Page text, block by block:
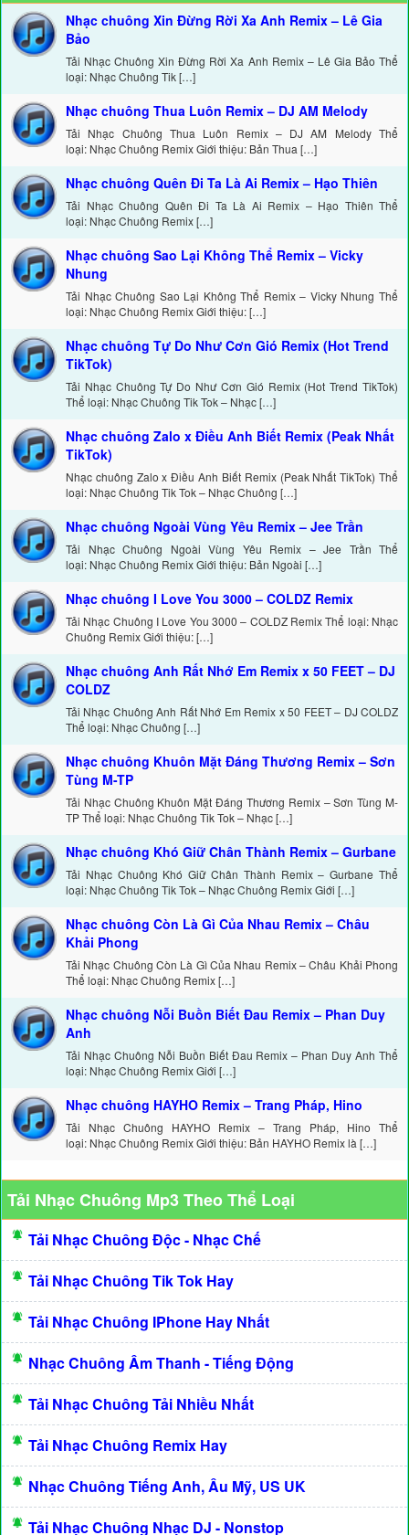
Nhạc chuông Xin Đừng Rời Xa Anh Remix – Lê Gia
Bảo
Tải Nhạc Chuông Xin Đừng Rời Xa Anh Remix – Lê Gia Bảo Thể
loại: Nhạc Chuông Tik […]
Nhạc chuông Thua Luôn Remix – DJ AM Melody
Tải Nhạc Chuông Thua Luôn Remix – DJ AM Melody Thể
loại: Nhạc Chuông Remix Giới thiệu: Bản Thua […]
Nhạc chuông Quên Đi Ta Là Ai Remix – Hạo Thiên
Tải Nhạc Chuông Quên Đi Ta Là Ai Remix – Hạo Thiên Thể
loại: Nhạc Chuông Remix […]
Nhạc chuông Sao Lại Không Thể Remix – Vicky
Nhung
Tải Nhạc Chuông Sao Lại Không Thể Remix – Vicky Nhung Thể
loại: Nhạc Chuông Remix Giới thiệu: […]
Nhạc chuông Tự Do Như Cơn Gió Remix (Hot Trend
TikTok)
Tải Nhạc Chuông Tự Do Như Cơn Gió Remix (Hot Trend TikTok)
Thể loại: Nhạc Chuông Tik Tok – Nhạc […]
Nhạc chuông Zalo x Điều Anh Biết Remix (Peak Nhất
TikTok)
Nhạc chuông Zalo x Điều Anh Biết Remix (Peak Nhất TikTok) Thể
loại: Nhạc Chuông Tik Tok – Nhạc Chuông […]
Nhạc chuông Ngoài Vùng Yêu Remix – Jee Trần
Tải Nhạc Chuông Ngoài Vùng Yêu Remix – Jee Trần Thể
loại: Nhạc Chuông Remix Giới thiệu: Bản Ngoài […]
Nhạc chuông I Love You 3000 – COLDZ Remix
Tải Nhạc Chuông I Love You 3000 – COLDZ Remix Thể loại: Nhạc
Chuông Remix Giới thiệu: […]
Nhạc chuông Anh Rất Nhớ Em Remix x 50 FEET – DJ
COLDZ
Tải Nhạc Chuông Anh Rất Nhớ Em Remix x 50 FEET – DJ COLDZ
Thể loại: Nhạc Chuông […]
Nhạc chuông Khuôn Mặt Đáng Thương Remix – Sơn
Tùng M-TP
Tải Nhạc Chuông Khuôn Mặt Đáng Thương Remix – Sơn Tùng M-
TP Thể loại: Nhạc Chuông Tik Tok – Nhạc […]
Nhạc chuông Khó Giữ Chân Thành Remix – Gurbane
Tải Nhạc Chuông Khó Giữ Chân Thành Remix – Gurbane Thể
loại: Nhạc Chuông Tik Tok – Nhạc Chuông Remix Giới […]
Nhạc chuông Còn Là Gì Của Nhau Remix – Châu
Khải Phong
Tải Nhạc Chuông Còn Là Gì Của Nhau Remix – Châu Khải Phong
Thể loại: Nhạc Chuông Remix […]
Nhạc chuông Nỗi Buồn Biết Đau Remix – Phan Duy
Anh
Tải Nhạc Chuông Nỗi Buồn Biết Đau Remix – Phan Duy Anh Thể
loại: Nhạc Chuông Remix Giới […]
Nhạc chuông HAYHO Remix – Trang Pháp, Hino
Tải Nhạc Chuông HAYHO Remix – Trang Pháp, Hino Thể
loại: Nhạc Chuông Remix Giới thiệu: Bản HAYHO Remix là […]
Tải Nhạc Chuông Mp3 Theo Thể Loại
Tải Nhạc Chuông Độc - Nhạc Chế
Tải Nhạc Chuông Tik Tok Hay
Tải Nhạc Chuông IPhone Hay Nhất
Nhạc Chuông Âm Thanh - Tiếng Động
Tải Nhạc Chuông Tải Nhiều Nhất
Tải Nhạc Chuông Remix Hay
Nhạc Chuông Tiếng Anh, Âu Mỹ, US UK
Tải Nhạc Chuông Nhạc DJ - Nonstop